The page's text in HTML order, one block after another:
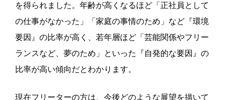
を得られました。年齢が高くなるほど「正社員として
の仕事がなかった」「家庭の事情のため」など『環境
要因』の比率が高く、若年層ほど「芸能関係やフリー
ランスなど、夢のため」といった『自発的な要因』の
比率が高い傾向だとわかります。
現在フリーターの方は、今後どのような展望を描いて